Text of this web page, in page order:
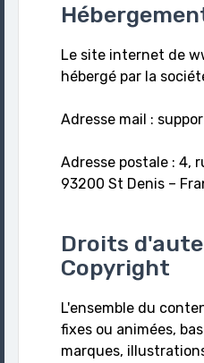
Le site internet de
hébergé par la
Adresse mail :
Adresse postale : 4,
93200 St Denis –
Droits
Copyright
L'ensemble du
fixes ou animées,
marques,